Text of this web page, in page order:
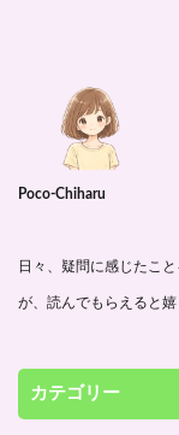
Poco-Chiharu
日々、疑問に感じたこ
が、読んでもらえると嬉
カテゴリー